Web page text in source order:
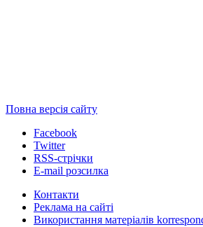
Повна версія сайту
Facebook
Twitter
RSS-стрічки
E-mail розсилка
Контакти
Реклама на сайті
Використання матеріалів